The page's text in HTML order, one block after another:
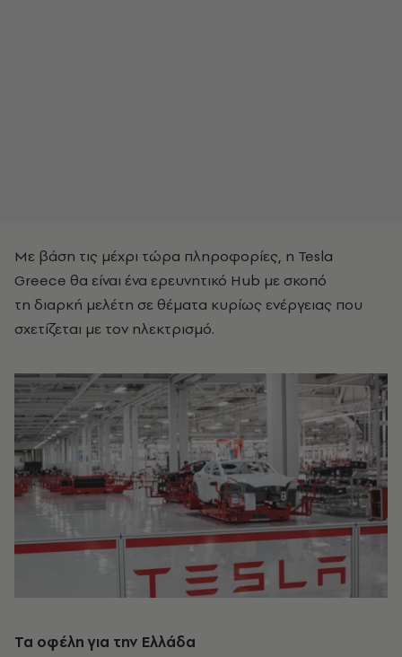
Με βάση τις μέχρι τώρα πληροφορίες, η Tesla
Greece θα είναι ένα ερευνητικό Hub με σκοπό
τη διαρκή μελέτη σε θέματα κυρίως ενέργειας που
σχετίζεται με τον ηλεκτρισμό.
Τα οφέλη για την Ελλάδα